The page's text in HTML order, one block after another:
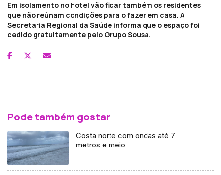
Em isolamento no hotel vão ficar também os residentes
que não reúnam condições para o fazer em casa. A
Secretaria Regional da Saúde informa que o espaço foi
cedido gratuitamente pelo Grupo Sousa.
Pode também gostar
Costa norte com ondas até 7
metros e meio